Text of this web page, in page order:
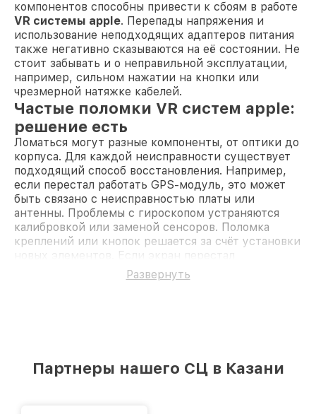
компонентов способны привести к сбоям в работе
VR системы apple. Перепады напряжения и
использование неподходящих адаптеров питания
также негативно сказываются на её состоянии. Не
стоит забывать и о неправильной эксплуатации,
например, сильном нажатии на кнопки или
чрезмерной натяжке кабелей.
Частые поломки VR систем apple:
решение есть
Ломаться могут разные компоненты, от оптики до
корпуса. Для каждой неисправности существует
подходящий способ восстановления. Например,
если перестал работать GPS-модуль, это может
быть связано с неисправностью платы или
антенны. Проблемы с гироскопом устраняются
калибровкой или заменой сенсоров. Поломка
креплений или кнопок решается за счёт установки
новых элементов. Если экран перестал
отображать картинку, это может быть связано с
повреждением шлейфа или дисплея.
Сбои в программной части: некорректное
обновление ПО или сброс настроек.
Развернуть
Партнеры нашего СЦ в Казани